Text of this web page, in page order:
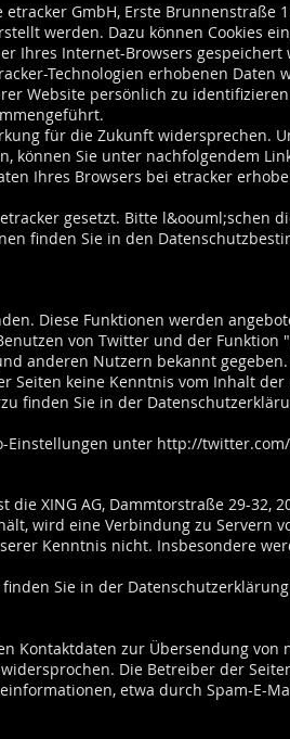
GmbH, Erste Brunnenstraße
werden. Dazu können Cookies
Ihres Internet-Browsers gespeichert
Technologien erhobenen Daten
Website persönlich zu
für die Zukunft widersprechen.
Sie unter nachfolgendem
Ihres Browsers bei etracker
gesetzt. Bitte l&oouml;schen
finden Sie in den
Diese Funktionen werden
von Twitter und der Funktion
anderen Nutzern bekannt
Seiten keine Kenntnis vom Inhalt
finden Sie in der
Einstellungen unter http://
XING AG, Dammtorstraße 29-32,
wird eine Verbindung zu Servern
Kenntnis nicht. Insbesondere
Sie in der
Kontaktdaten zur Übersendung von
Die Betreiber der
etwa durch Spam-E-